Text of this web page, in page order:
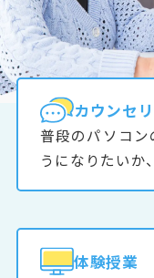
カウンセ
普段のパソコ
うになりたいか
体験授業